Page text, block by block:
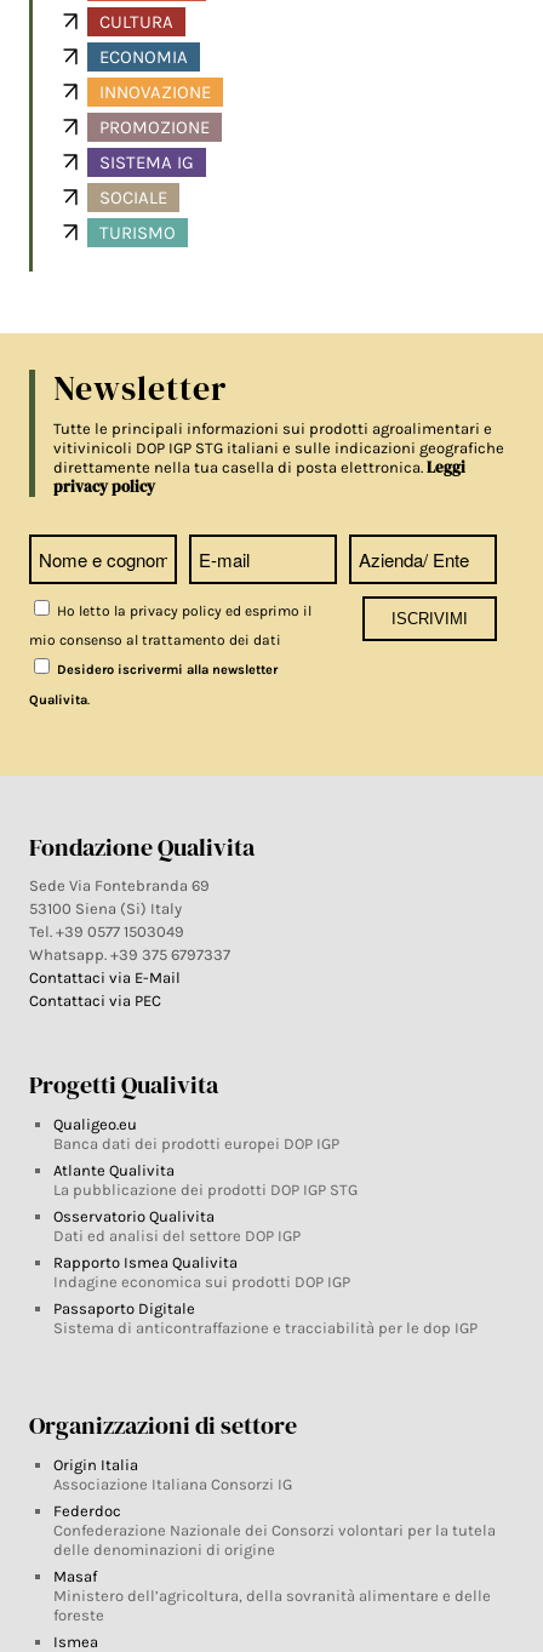
CULTURA
ECONOMIA
INNOVAZIONE
PROMOZIONE
SISTEMA IG
SOCIALE
TURISMO
Newsletter
Tutte le principali informazioni sui prodotti agroalimentari e
vitivinicoli DOP IGP STG italiani e sulle indicazioni geografiche
direttamente nella tua casella di posta elettronica.Leggi
privacy policy
Ho letto la privacy policy ed esprimo il
mio consenso al trattamento dei dati
Desidero iscrivermi alla newsletter
Qualivita.
Fondazione Qualivita
Sede Via Fontebranda 69
53100 Siena (Si) Italy
Tel. +39 0577 1503049
Whatsapp. +39 375 6797337
Contattaci via E-Mail
Contattaci via PEC
Progetti Qualivita
Qualigeo.eu
Banca dati dei prodotti europei DOP IGP
Atlante Qualivita
La pubblicazione dei prodotti DOP IGP STG
Osservatorio Qualivita
Dati ed analisi del settore DOP IGP
Rapporto Ismea Qualivita
Indagine economica sui prodotti DOP IGP
Passaporto Digitale
Sistema di anticontraffazione e tracciabilità per le dop IGP
Organizzazioni di settore
Origin Italia
Associazione Italiana Consorzi IG
Federdoc
Confederazione Nazionale dei Consorzi volontari per la tutela
delle denominazioni di origine
Masaf
Ministero dell’agricoltura, della sovranità alimentare e delle
foreste
Ismea